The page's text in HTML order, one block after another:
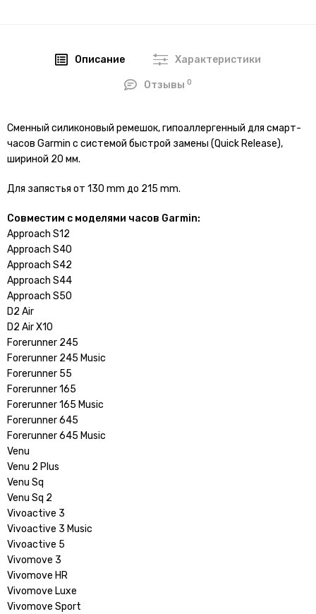
Описание Характеристики
Отзывы0
Сменный силиконовый ремешок, гипоаллергенный для смарт-
часов Garmin с системой быстрой замены (Quick Release),
шириной 20 мм.
Для запястья от 130 mm до 215 mm.
Совместим с моделями часов Garmin:
Approach S12
Approach S40
Approach S42
Approach S44
Approach S50
D2 Air
D2 Air X10
Forerunner 245
Forerunner 245 Music
Forerunner 55
Forerunner 165
Forerunner 165 Music
Forerunner 645
Forerunner 645 Music
Venu
Venu 2 Plus
Venu Sq
Venu Sq 2
Vivoactive 3
Vivoactive 3 Music
Vivoactive 5
Vivomove 3
Vivomove HR
Vivomove Luxe
Vivomove Sport